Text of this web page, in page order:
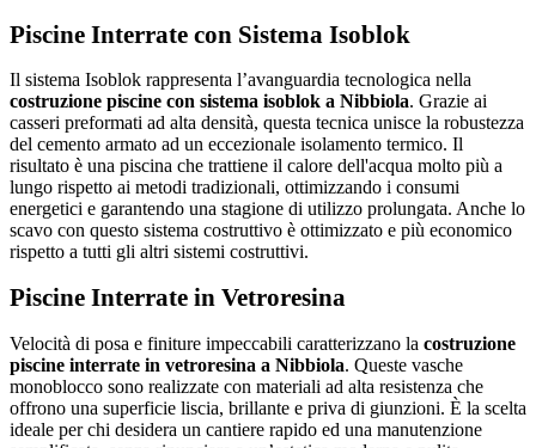
Piscine Interrate con Sistema Isoblok
Il sistema Isoblok rappresenta l’avanguardia tecnologica nella
costruzione piscine con sistema isoblok a Nibbiola. Grazie ai
casseri preformati ad alta densità, questa tecnica unisce la robustezza
del cemento armato ad un eccezionale isolamento termico. Il
risultato è una piscina che trattiene il calore dell'acqua molto più a
lungo rispetto ai metodi tradizionali, ottimizzando i consumi
energetici e garantendo una stagione di utilizzo prolungata. Anche lo
scavo con questo sistema costruttivo è ottimizzato e più economico
rispetto a tutti gli altri sistemi costruttivi.
Piscine Interrate in Vetroresina
Velocità di posa e finiture impeccabili caratterizzano la costruzione
piscine interrate in vetroresina a Nibbiola. Queste vasche
monoblocco sono realizzate con materiali ad alta resistenza che
offrono una superficie liscia, brillante e priva di giunzioni. È la scelta
ideale per chi desidera un cantiere rapido ed una manutenzione